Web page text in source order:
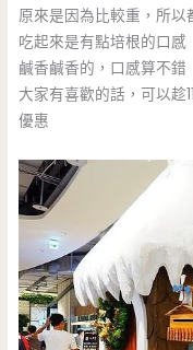
原來是因為比較重，所以
吃起來是有點培根的口感
鹹香鹹香的，口感算不錯
大家有喜歡的話，可以趁
優惠